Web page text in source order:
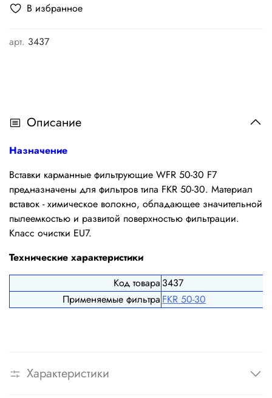
В избранное
арт. 3437
Описание
Назначение
Вставки карманные фильтрующие WFR 50-30 F7
предназначены для фильтров типа FKR 50-30. Материал
вставок - химическое волокно, обладающее значительной
пылеемкостью и развитой поверхностью фильтрации.
Класс очистки EU7.
Технические характеристики
Код товара 3437
Применяемые фильтра FКR 50-30
Характеристики